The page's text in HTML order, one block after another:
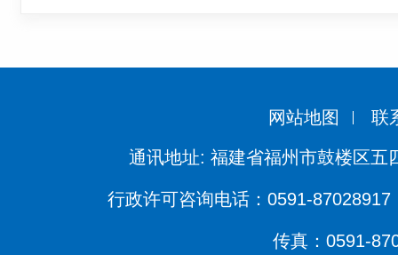
网站地图 联
通讯地址: 福建省福州市鼓楼区五
行政许可咨询电话：0591-
传真：0591-